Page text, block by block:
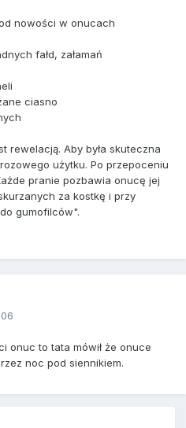
nowości w onucach
fałd, załamań
ciasno
rewelacją. Aby była skuteczna
użytku. Po przepoceniu
pranie pozbawia onucę jej
za kostkę i przy
gumofilców".
onuc to tata mówił że onuce
noc pod siennikiem.